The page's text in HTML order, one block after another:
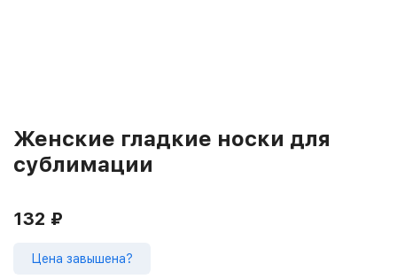
Женские гладкие носки для
сублимации
132 ₽
Цена завышена?